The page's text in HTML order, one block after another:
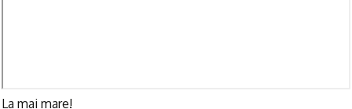
La mai mare!